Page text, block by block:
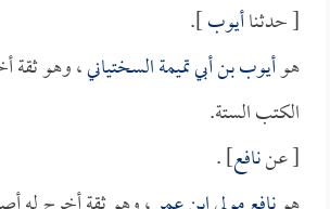
[ حدثناأيوب].
هوأيوب بن أبي تميمة السختياني، وهو
الكتب الستة.
[ عننافع] .